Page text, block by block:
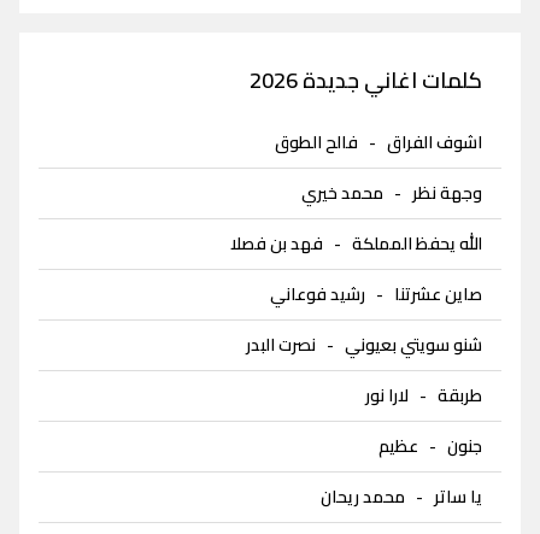
كلمات اغاني جديدة 2026
اشوف الفراق - فالح الطوق
وجهة نظر - محمد خيري
الله يحفظ المملكة - فهد بن فصلا
صاين عشرتنا - رشيد فوعاني
شنو سويتي بعيوني - نصرت البدر
طربقة - لارا نور
جنون - عظيم
يا ساتر - محمد ريحان